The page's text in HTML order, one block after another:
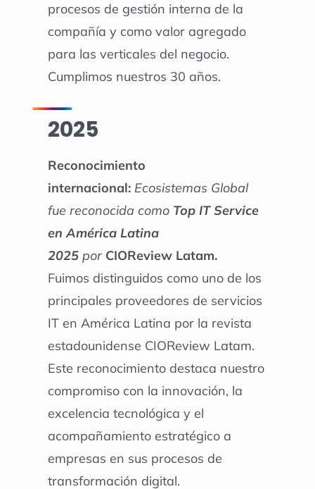
procesos de gestión interna de la
compañía y como valor agregado
para las verticales del negocio.
Cumplimos nuestros 30 años.
2025
Reconocimiento
internacional: Ecosistemas Global
fue reconocida como Top IT Service
en América Latina
2025por CIOReview Latam.
Fuimos distinguidos como uno de los
principales proveedores de servicios
IT en América Latina por la revista
estadounidense CIOReview Latam.
Este reconocimiento destaca nuestro
compromiso con la innovación, la
excelencia tecnológica y el
acompañamiento estratégico a
empresas en sus procesos de
transformación digital.